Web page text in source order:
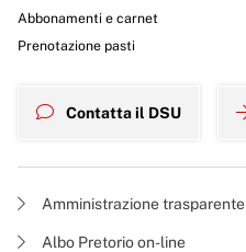
Abbonamenti e carnet
Prenotazione pasti
Contatta il DSU
Amministrazione trasparente
Albo Pretorio on-line